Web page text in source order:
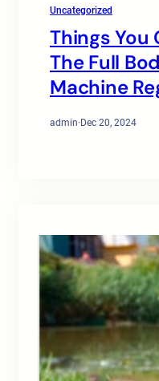
Uncategorized
Things You
The Full
Machine
admin·Dec 20, 2024